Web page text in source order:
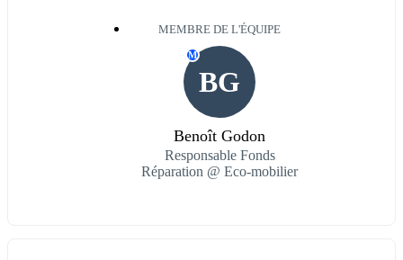
MEMBRE DE L'ÉQUIPE
BG
M
Benoît Godon
Responsable Fonds
Réparation @ Eco-mobilier